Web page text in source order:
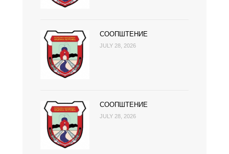
СООПШТЕНИЕ
JULY 28, 2026
СООПШТЕНИЕ
JULY 28, 2026